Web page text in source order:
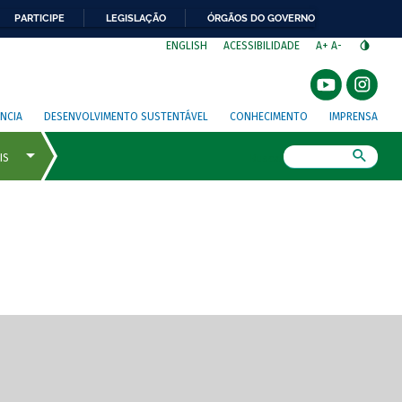
PARTICIPE LEGISLAÇÃO ÓRGÃOS DO GOVERNO
ENGLISH ACESSIBILIDADE A+ A-
DESENVOLVIMENTO SUSTENTÁVEL CONHECIMENTO IMPRENSA
de tela